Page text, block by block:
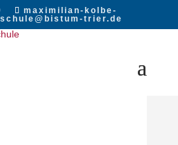
maximilian-kolbe-
trier.de